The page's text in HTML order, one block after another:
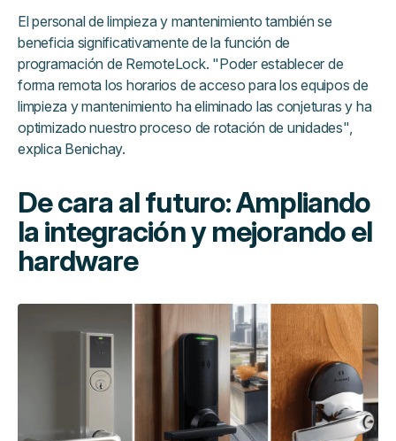
El personal de limpieza y mantenimiento también se
beneficia significativamente de la función de
programación de RemoteLock. "Poder establecer de
forma remota los horarios de acceso para los equipos de
limpieza y mantenimiento ha eliminado las conjeturas y ha
optimizado nuestro proceso de rotación de unidades",
explica Benichay.
De cara al futuro: Ampliando
la integración y mejorando el
hardware